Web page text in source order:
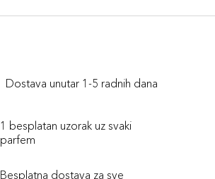
Dostava unutar 1-5 radnih dana
1 besplatan uzorak uz svaki
parfem
Besplatna dostava za sve